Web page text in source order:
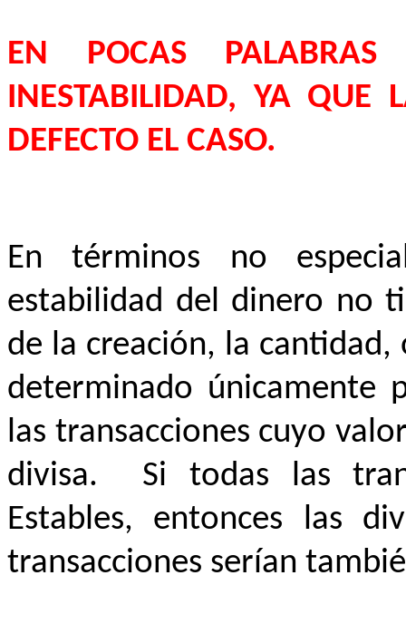
EN POCAS
INESTABILIDAD, YA QUE
DEFECTO EL CASO.
En términos no
estabilidad del dinero no
de la creación, la
determinado únicamente
las transacciones cuyo
divisa. Si todas las
Estables, entonces las
transacciones serían